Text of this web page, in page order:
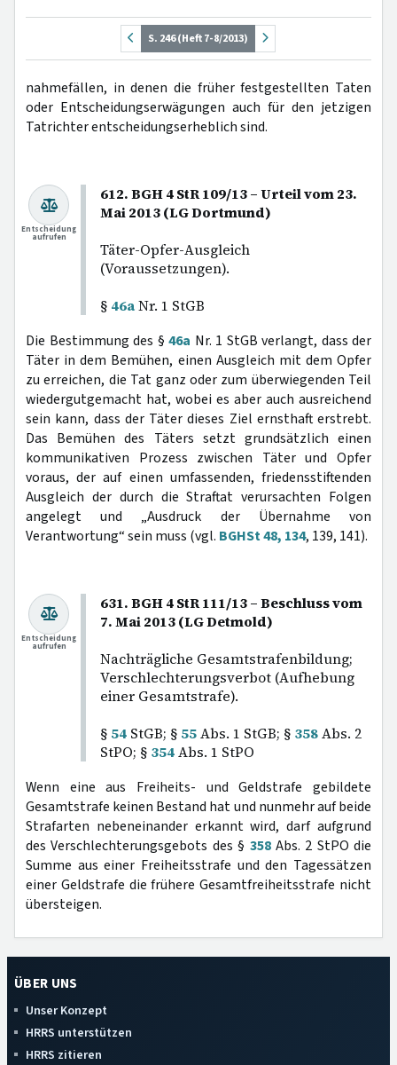
S. 246 (Heft 7-8/2013)
nahmefällen, in denen die früher festgestellten Taten
oder Entscheidungserwägungen auch für den jetzigen
Tatrichter entscheidungserheblich sind.
612. BGH 4 StR 109/13 – Urteil vom 23.
Mai 2013 (LG Dortmund)
Täter-Opfer-Ausgleich
(Voraussetzungen).
§ 46aNr. 1 StGB
Entscheidung
aufrufen
Die Bestimmung des § 46a Nr. 1 StGB verlangt, dass der
Täter in dem Bemühen, einen Ausgleich mit dem Opfer
zu erreichen, die Tat ganz oder zum überwiegenden Teil
wiedergutgemacht hat, wobei es aber auch ausreichend
sein kann, dass der Täter dieses Ziel ernsthaft erstrebt.
Das Bemühen des Täters setzt grundsätzlich einen
kommunikativen Prozess zwischen Täter und Opfer
voraus, der auf einen umfassenden, friedensstiftenden
Ausgleich der durch die Straftat verursachten Folgen
angelegt und „Ausdruck der Übernahme von
Verantwortung“ sein muss (vgl. BGHSt 48, 134, 139, 141).
631. BGH 4 StR 111/13 – Beschluss vom
7. Mai 2013 (LG Detmold)
Nachträgliche Gesamtstrafenbildung;
Verschlechterungsverbot (Aufhebung
einer Gesamtstrafe).
§ 54 StGB; § 55Abs. 1 StGB; § 358Abs. 2
StPO; § 354Abs. 1 StPO
Entscheidung
aufrufen
Wenn eine aus Freiheits- und Geldstrafe gebildete
Gesamtstrafe keinen Bestand hat und nunmehr auf beide
Strafarten nebeneinander erkannt wird, darf aufgrund
des Verschlechterungsgebots des § 358Abs. 2 StPO die
Summe aus einer Freiheitsstrafe und den Tagessätzen
einer Geldstrafe die frühere Gesamtfreiheitsstrafe nicht
übersteigen.
ÜBER UNS
Unser Konzept
HRRS unterstützen
HRRS zitieren